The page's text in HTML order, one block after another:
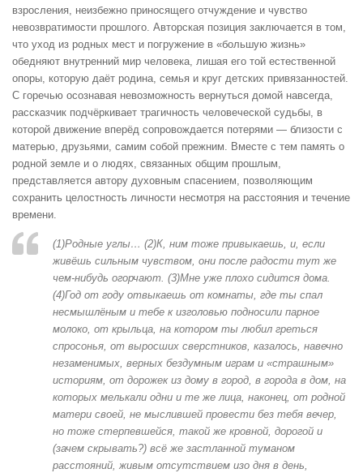
взросления, неизбежно приносящего отчуждение и чувство
невозвратимости прошлого. Авторская позиция заключается в том,
что уход из родных мест и погружение в «большую жизнь»
обедняют внутренний мир человека, лишая его той естественной
опоры, которую даёт родина, семья и круг детских привязанностей.
С горечью осознавая невозможность вернуться домой навсегда,
рассказчик подчёркивает трагичность человеческой судьбы, в
которой движение вперёд сопровождается потерями — близости с
матерью, друзьями, самим собой прежним. Вместе с тем память о
родной земле и о людях, связанных общим прошлым,
представляется автору духовным спасением, позволяющим
сохранить целостность личности несмотря на расстояния и течение
времени.
(1)Родные углы… (2)К, ним тоже привыкаешь, и, если
живёшь сильным чувством, они после радости тут же
чем-нибудь огорчают. (3)Мне уже плохо сидится дома.
(4)Год от году отвыкаешь от комнаты, где ты спал
несмышлёным и тебе к изголовью подносили парное
молоко, от крыльца, на котором ты любил греться
спросонья, от выросших сверстников, казалось, навечно
незаменимых, верных бездумным играм и «страшным»
историям, от дорожек из дому в город, в города в дом, на
которых мелькали одни и те же лица, наконец, от родной
матери своей, не мыслившей провести без тебя вечер,
но тоже стерпевшейся, такой же кровной, дорогой и
(зачем скрывать?) всё же застланной туманом
расстояний, живым отсутствием изо дня в день,